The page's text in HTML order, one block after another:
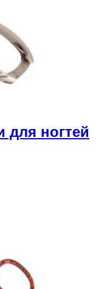
для ногтей